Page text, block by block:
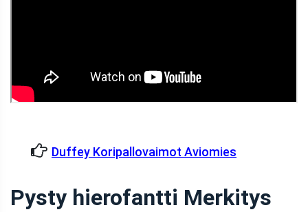
Duffey Koripallovaimot Aviomies
Pysty hierofantti Merkitys